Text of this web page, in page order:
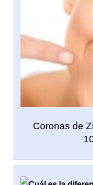
Coronas de